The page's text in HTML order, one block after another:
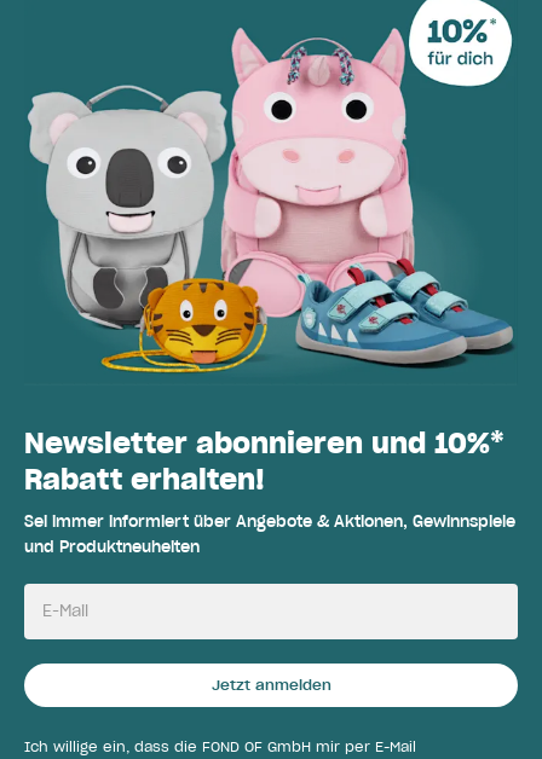
Newsletter abonnieren und 10%*
Rabatt erhalten!
Sei immer informiert über Angebote & Aktionen, Gewinnspiele
und Produktneuheiten
E-Mail
Jetzt anmelden
Ich willige ein, dass die FOND OF GmbH mir per E-Mail